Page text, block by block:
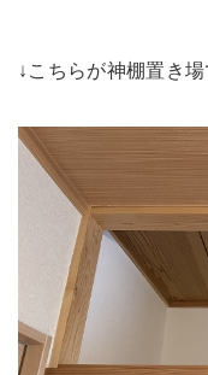
↓こちらが神棚置き場